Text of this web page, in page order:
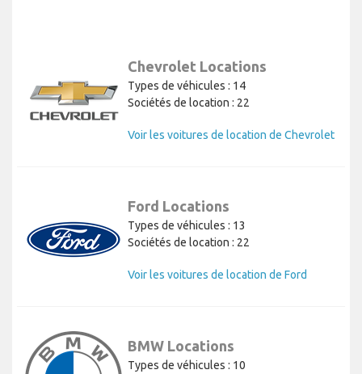
Chevrolet Locations
Types de véhicules : 14
Sociétés de location : 22
Voir les voitures de location de Chevrolet
Ford Locations
Types de véhicules : 13
Sociétés de location : 22
Voir les voitures de location de Ford
BMW Locations
Types de véhicules : 10